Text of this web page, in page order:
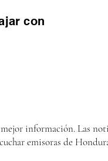
con
información. Las
emisoras de